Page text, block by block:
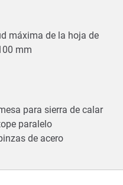
máxima de la hoja de
mm
para sierra de calar
paralelo
de acero